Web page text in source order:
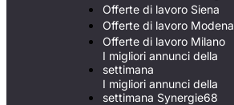
Offerte di lavoro Siena
Offerte di lavoro Modena
Offerte di lavoro Milano
I migliori annunci della
settimana
I migliori annunci della
settimana Synergie68